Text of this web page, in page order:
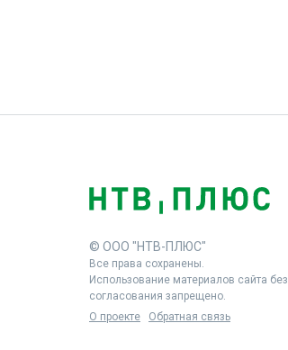
© ООО "НТВ-ПЛЮС"
Все права сохранены.
Использование материалов сайта без
согласования запрещено.
О проекте
Обратная связь